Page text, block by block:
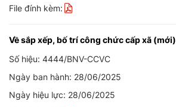
File đính kèm:
Về sắp xếp, bố trí công chức cấp xã (mới)
Số hiệu: 4444/BNV-CCVC
Ngày ban hành: 28/06/2025
Ngày hiệu lực: 28/06/2025